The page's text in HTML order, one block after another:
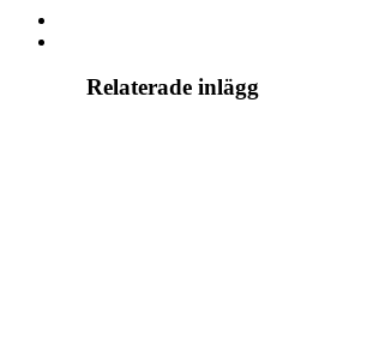
Relaterade inlägg